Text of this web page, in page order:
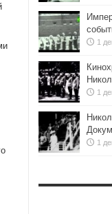
1
1
1